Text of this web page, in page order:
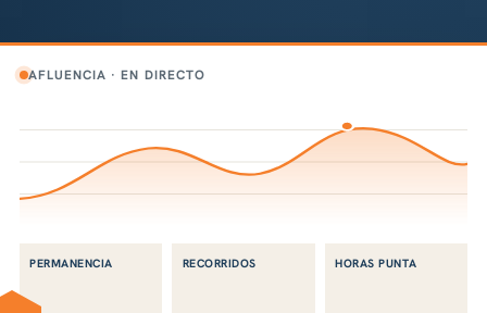
AFLUENCIA · EN DIRECTO
PERMANENCIA RECORRIDOS HORAS PUNTA